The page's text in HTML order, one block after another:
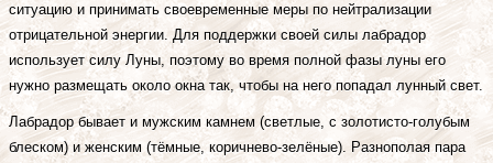
ситуацию и принимать своевременные меры по нейтрализации
отрицательной энергии. Для поддержки своей силы лабрадор
использует силу Луны, поэтому во время полной фазы луны его
нужно размещать около окна так, чтобы на него попадал лунный свет.
Лабрадор бывает и мужским камнем (светлые, с золотисто-голубым
блеском) и женским (тёмные, коричнево-зелёные). Разнополая пара